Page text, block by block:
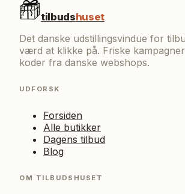
tilbudshuset
Det danske udstillingsvindue for
værd at klikke på. Friske
koder fra danske webshops.
UDFORSK
Forsiden
Alle butikker
Dagens tilbud
Blog
OM TILBUDSHUSET